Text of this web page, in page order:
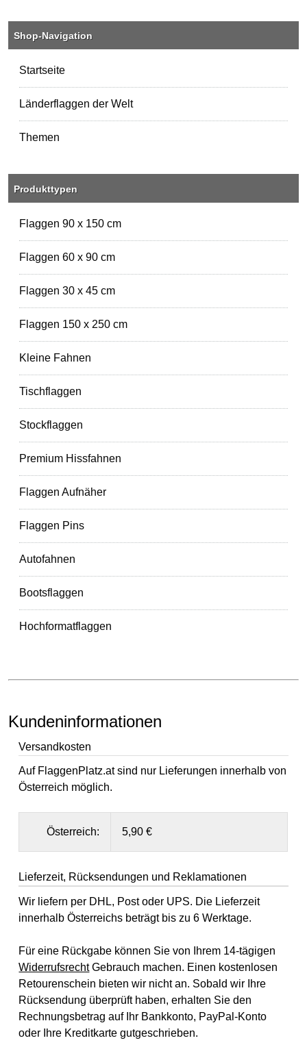
Shop-Navigation
Startseite
Länderflaggen der Welt
Themen
Produkttypen
Flaggen 90 x 150 cm
Flaggen 60 x 90 cm
Flaggen 30 x 45 cm
Flaggen 150 x 250 cm
Kleine Fahnen
Tischflaggen
Stockflaggen
Premium Hissfahnen
Flaggen Aufnäher
Flaggen Pins
Autofahnen
Bootsflaggen
Hochformatflaggen
Kundeninformationen
Versandkosten
Auf FlaggenPlatz.at sind nur Lieferungen innerhalb von
Österreich möglich.
Österreich: 5,90 €
Lieferzeit, Rücksendungen und Reklamationen
Wir liefern per DHL, Post oder UPS. Die Lieferzeit
innerhalb Österreichs beträgt bis zu 6 Werktage.
Für eine Rückgabe können Sie von Ihrem 14-tägigen
WiderrufsrechtGebrauch machen. Einen kostenlosen
Retourenschein bieten wir nicht an. Sobald wir Ihre
Rücksendung überprüft haben, erhalten Sie den
Rechnungsbetrag auf Ihr Bankkonto, PayPal-Konto
oder Ihre Kreditkarte gutgeschrieben.